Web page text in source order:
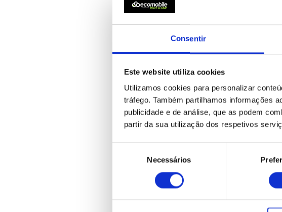
Consentir
Este website utiliza cookies
Utilizamos cookies para personalizar
tráfego. Também partilhamos informações
publicidade e de análise, que as podem
partir da sua utilização dos respetivos
consentimento
Necessários